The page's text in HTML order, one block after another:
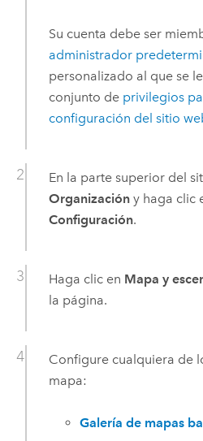
Su cuenta debe ser
administrador
personalizado al que se
conjunto de privilegios
configuración del sitio
En la parte superior del
Organizacióny haga clic
Configuración.
Haga clic en Mapa y
la página.
Configure cualquiera de
mapa:
Galería de mapas